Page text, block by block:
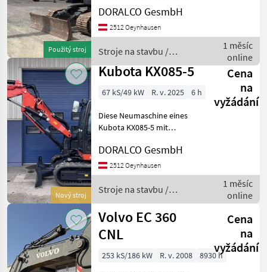
Použitý stroj
Tonnen-Kurzheck-
Kettenbagger der -5
Generation, der sich durch
Heckschwenkradius
besonders für been
DORALCO GesmbH
2512 Oeynhausen
Stroje na stavbu /
Doosan
1 měsíc
online
Nový stroj
Kubota KX085-5
Cena
na
vyžádání
67 kS/49 kW R. v. 2025 6 h
Diese Neumaschine eines
Kubota KX085-5 mit
Verstellausleger stammt
aus dem Baujahr 2025 und
weist lediglich 6
Betriebsstunden auf.
DORALCO GesmbH
2512 Oeynhausen
Stroje na stavbu /
Kubota
1 měsíc
online
Volvo EC 360
CNL
Cena
na
vyžádání
253 kS/186 kW R. v. 2008
8930 h